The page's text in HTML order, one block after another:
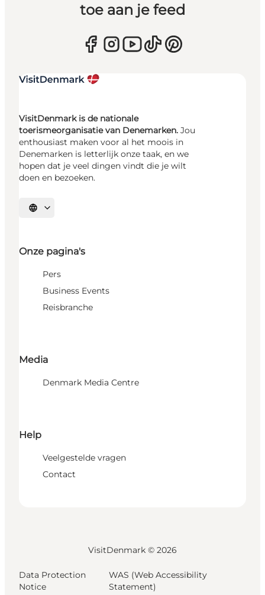
toe aan je feed
VisitDenmark is de nationale
toerismeorganisatie van Denemarken. Jou
enthousiast maken voor al het moois in
Denemarken is letterlijk onze taak, en we
hopen dat je veel dingen vindt die je wilt
doen en bezoeken.
Selecteer taal
Onze pagina's
Pers
Business Events
Reisbranche
Media
Denmark Media Centre
Help
Veelgestelde vragen
Contact
VisitDenmark © 2026
Data Protection
Notice
WAS (Web Accessibility
Statement)